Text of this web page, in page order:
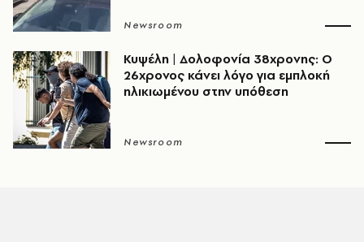
Newsroom
Κυψέλη | Δολοφονία 38χρονης: Ο
26χρονος κάνει λόγο για εμπλοκή
ηλικιωμένου στην υπόθεση
Newsroom